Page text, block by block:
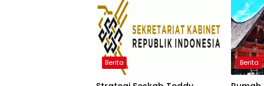
Berita Berita